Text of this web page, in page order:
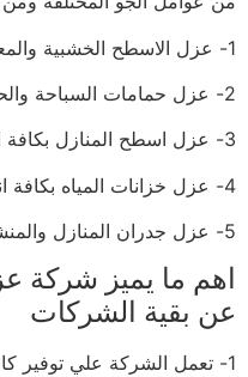
1- عزل الاسطح الخشبية والمعدنية
2- عزل حمامات السباحة والحمامات المنزلية .
3- عزل اسطح المنازل بكافة انواعها .
4- عزل خزانات المياه بكافة انواعها .
5- عزل جدران المنازل والمنشآت .
اهم ما يميز شركة
عن بقية الشركات
1- تعمل الشركة علي توفير